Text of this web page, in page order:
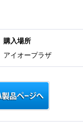
購入場所
アイオープラザ